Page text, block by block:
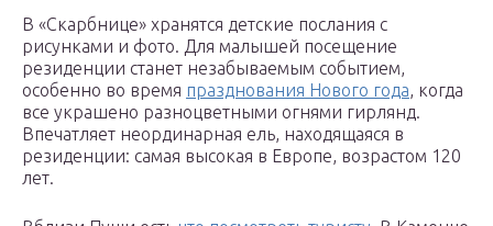
В «Скарбнице» хранятся детские послания с
рисунками и фото. Для малышей посещение
резиденции станет незабываемым событием,
особенно во время празднования Нового года, когда
все украшено разноцветными огнями гирлянд.
Впечатляет неординарная ель, находящаяся в
резиденции: самая высокая в Европе, возрастом 120
лет.